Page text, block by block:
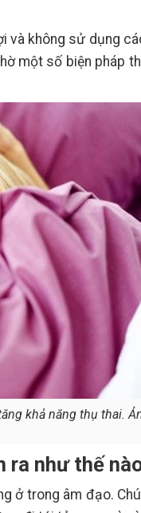
và không sử dụng
một số biện pháp
khả năng thụ thai.
ra như thế
ở trong âm đạo.